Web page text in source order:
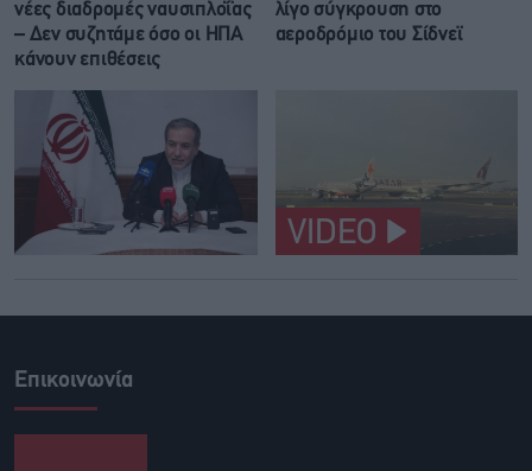
νέες διαδρομές ναυσιπλοΐας
– Δεν συζητάμε όσο οι ΗΠΑ
κάνουν επιθέσεις
λίγο σύγκρουση στο
αεροδρόμιο του Σίδνεϊ
VIDEO
Επικοινωνία